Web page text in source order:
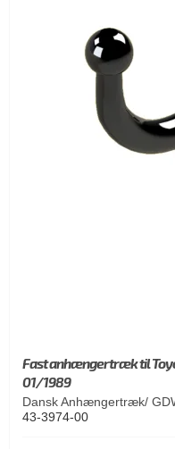
Fast anhængertræk til
01/1989
Dansk Anhængertræk/
43-3974-00